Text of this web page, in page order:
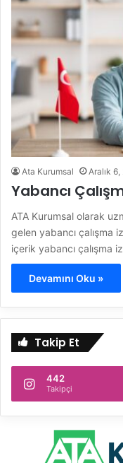
Ata Kurumsal Aralık
Yabancı
ATA Kurumsal olarak
gelen yabancı çalışma
içerik yabancı çalışma
Devamını Oku »
Takip Et
442
Takipçi